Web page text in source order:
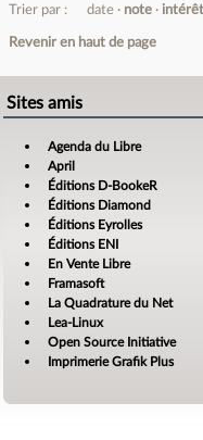
Trier par : date note intérêt
Revenir en haut de page
Sites amis
Agenda du Libre
April
Éditions D-BookeR
Éditions Diamond
Éditions Eyrolles
Éditions ENI
En Vente Libre
Framasoft
La Quadrature du Net
Lea-Linux
Open Source Initiative
Imprimerie Grafik Plus